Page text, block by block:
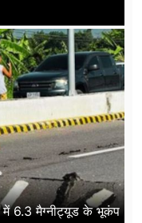
6.3 मैग्नीट्यूड के भूकंप